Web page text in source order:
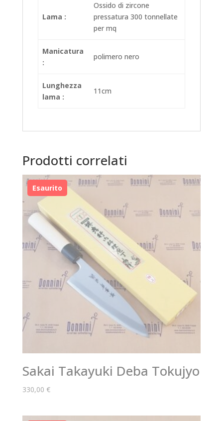
Lama :
Ossido di zircone
pressatura 300 tonnellate
per mq
Manicatura
:
polimero nero
Lunghezza
lama :
11cm
Prodotti correlati
Sakai Takayuki Deba Tokujyo
330,00 €